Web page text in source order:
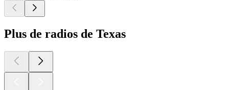
Plus de radios de Texas